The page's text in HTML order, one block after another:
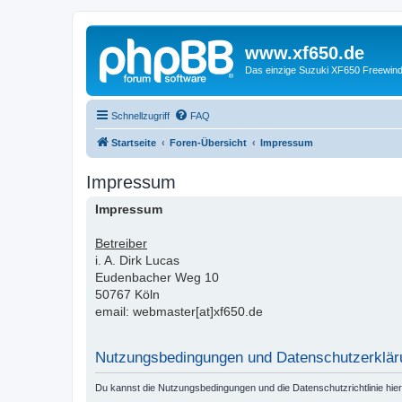
www.xf650.de
Das einzige Suzuki XF650
Schnellzugriff FAQ
Startseite Foren-Übersicht Impressum
Impressum
Impressum
Betreiber
i. A. Dirk Lucas
Eudenbacher Weg 10
50767 Köln
email: webmaster[at]xf650.de
Nutzungsbedingungen und
Du kannst die Nutzungsbedingungen und die Datenschutzrichtlinie